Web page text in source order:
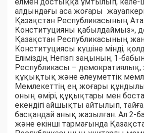
алдындағы аса жоғары
Қазақстан Республикасының
Конституцияны қабылдаймыз»,
Қазақстан Республикасының
Конституциясы күшіне мінді,
Еліміздің Негізгі заңының 1-
Республикасы – демократиялық,
құқықтық және әлеуметтік
Мемлекеттің ең жоғары
оның өмірі, құқықтары мен
екендігі айшықты айтылып,
басқандай анық жазылған. Ал 2-
және екінші тармағында